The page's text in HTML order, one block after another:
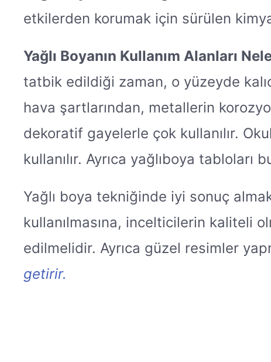
etkilerden korumak için sürülen
Yağlı Boyanın Kullanım Alanları
tatbik edildiği zaman, o yüzeyde
hava şartlarından, metallerin
dekoratif gayelerle çok kullanılır.
kullanılır. Ayrıca yağlıboya tabloları
Yağlı boya tekniğinde iyi sonuç
kullanılmasına, incelticilerin kaliteli
edilmelidir. Ayrıca güzel resimler
getirir.